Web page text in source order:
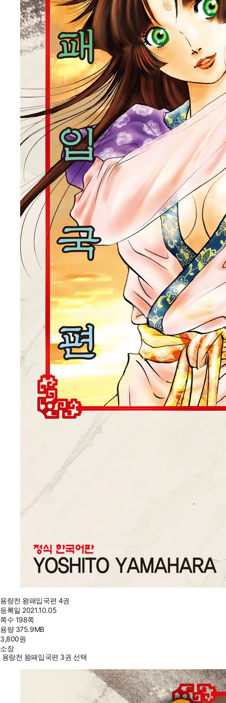
용랑전 왕패입국편 4권
등록일 2021.10.05
쪽수 198쪽
용량 375.9MB
3,800원
소장
용랑전 왕패입국편 3권 선택